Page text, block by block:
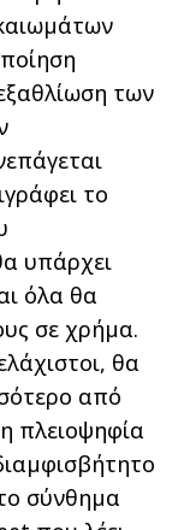
των
το
υπάρχει
όλα θα
σε χρήμα.
θα
από
πλειοψηφία
σύνθημα